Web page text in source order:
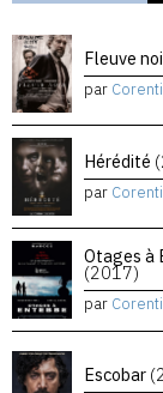
Fleuve
par
Hérédité
par
Otages à
(2017)
par
Escobar